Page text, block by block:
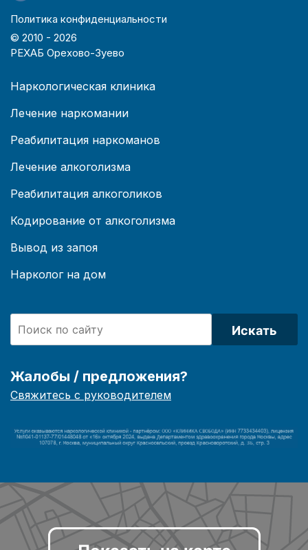
Политика конфиденциальности
© 2010 - 2026
РЕХАБ Орехово-Зуево
Наркологическая клиника
Лечение наркомании
Реабилитация наркоманов
Лечение алкоголизма
Реабилитация алкоголиков
Кодирование от алкоголизма
Вывод из запоя
Нарколог на дом
Искать
Жалобы / предложения?
Свяжитесь с руководителем